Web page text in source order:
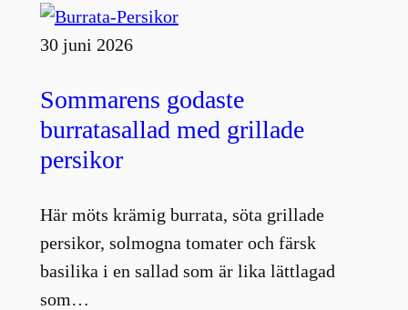
30 juni 2026
Sommarens godaste
burratasallad med grillade
persikor
Här möts krämig burrata, söta grillade
persikor, solmogna tomater och färsk
basilika i en sallad som är lika lättlagad
som…